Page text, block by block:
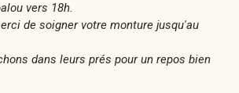
vers 18h.
de soigner votre monture jusqu'au
dans leurs prés pour un repos bien